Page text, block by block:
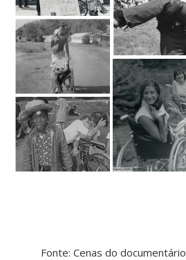
Fonte: Cenas do documentário